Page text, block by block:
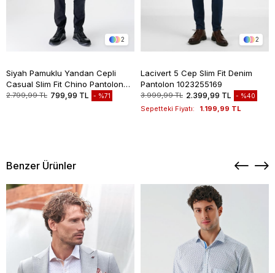
2
Siyah Pamuklu Yandan Cepli
Casual Slim Fit Chino Pantolon
1003235117
2.799,99 TL 799,99 TL %71
2
Lacivert 5 Cep Slim Fit Denim
Pantolon 1023255169
3.999,99 TL 2.399,99 TL %40
Sepetteki Fiyatı: 1.199,99 TL
Benzer Ürünler